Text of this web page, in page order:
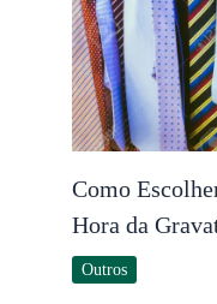
Como
Hora da
Outros